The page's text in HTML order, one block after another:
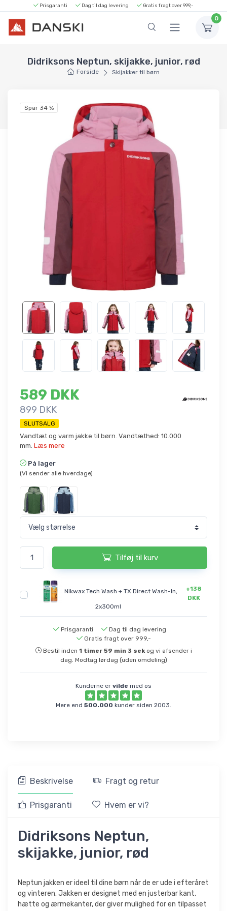
Prisgaranti Dag til dag levering Gratis fragt over 999,-
0
Didriksons Neptun, skijakke, junior, rød
Forside Skijakker til børn
Spar 34 %
589 DKK
899 DKK
SLUTSALG
Vandtæt og varm jakke til børn. Vandtæthed: 10.000
mm. Læs mere
På lager
(Vi sender alle hverdage)
Tilføj til kurv
Nikwax Tech Wash + TX Direct Wash-In,
2x300ml
+138
DKK
Prisgaranti
Dag til dag levering
Gratis fragt over 999,-
Bestil inden 1 timer 59 min 3 sekog vi afsender i
dag. Modtag lørdag (uden omdeling)
Kunderne er vilde med os
Mere end 500.000 kunder siden 2003.
Beskrivelse Fragt og retur
Prisgaranti Hvem er vi?
Didriksons Neptun,
skijakke, junior, rød
Neptun jakken er ideel til dine børn når de er ude i efteråret
og vinteren. Jakken er designet med en justerbar kant,
hætte og ærmekanter, der giver mulighed for en tilpasset